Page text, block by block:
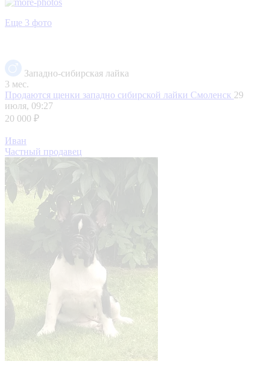
Еще 3 фото
Западно-сибирская лайка
3 мес.
Продаются щенки западно сибирской лайки Смоленск 29
июля, 09:27
20 000 ₽
Иван
Частный продавец